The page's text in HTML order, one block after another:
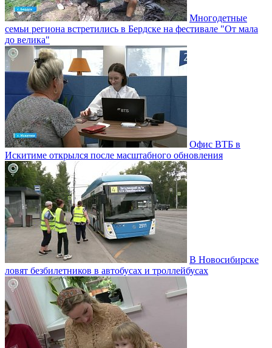
Многодетные
семьи региона встретились в Бердске на фестивале "От мала
до велика"
Офис ВТБ в
Искитиме открылся после масштабного обновления
В Новосибирске
ловят безбилетников в автобусах и троллейбусах